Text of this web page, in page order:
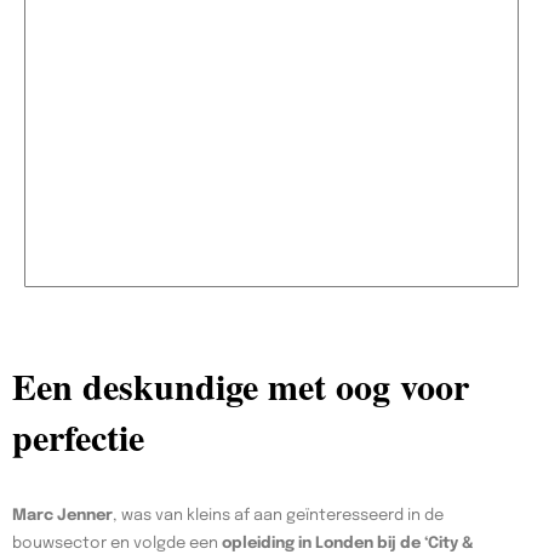
Een deskundige met oog voor
perfectie
Marc Jenner, was van kleins af aan geïnteresseerd in de
bouwsector en volgde een opleiding in Londen bij de ‘City &